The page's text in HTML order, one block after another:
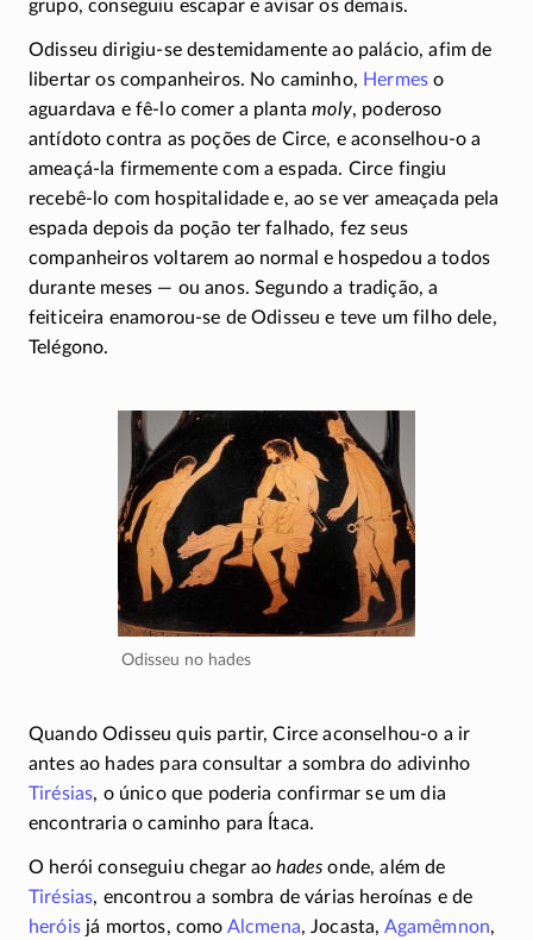
grupo, conseguiu escapar e avisar os demais.
Odisseu dirigiu-se destemidamente ao palácio, afim de
libertar os companheiros. No caminho, Hermes o
aguardava e fê-locomer a plantamoly, poderoso
antídoto contra as poções de Circe, eaconselhou-o a
ameaçá-la firmemente com a espada. Circe fingiu
recebê-lo com hospitalidade e, ao se ver ameaçada pela
espada depois da poção ter falhado, fez seus
companheiros voltarem ao normal e hospedou a todos
durante meses — ou anos. Segundo a tradição, a
feiticeira enamorou-se de Odisseu e teve um filho dele,
Telégono.
Odisseu no hades
Quando Odisseu quis partir, Circeaconselhou-o a ir
antes ao hades para consultar a sombra do adivinho
Tirésias, o único que poderia confirmar se um dia
encontraria o caminho para Ítaca.
O herói conseguiu chegar aohades onde, além de
Tirésias, encontrou a sombra de várias heroínas e de
heróisjá mortos, como Alcmena, Jocasta, Agamêmnon,